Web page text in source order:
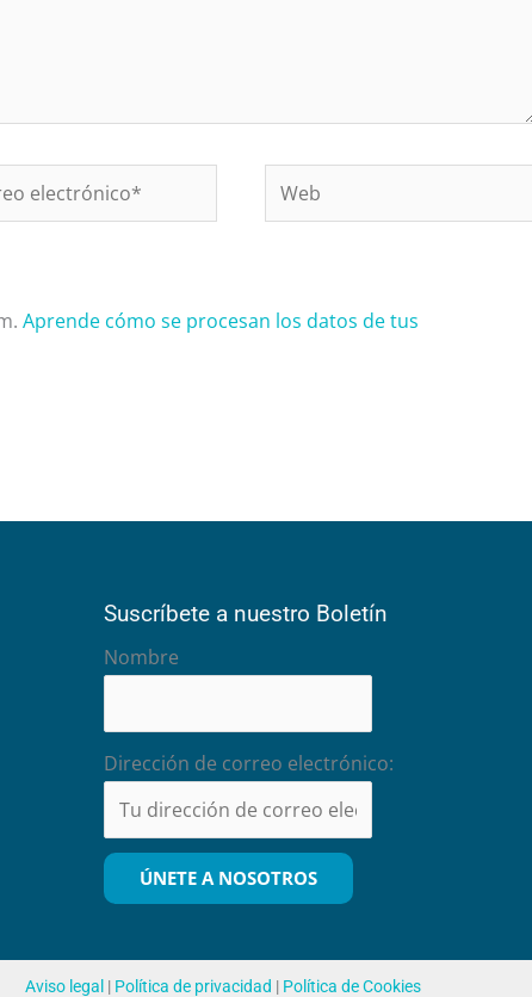
Web
Aprende cómo se procesan los datos de tus
Suscríbete a nuestro Boletín
Nombre
Dirección de correo electrónico:
Aviso legal | Política de privacidad | Política de Cookies